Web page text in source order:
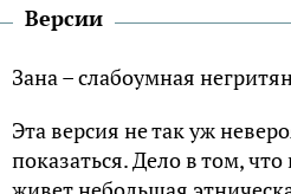
Версии
Зана – слабоумная
Эта версия не так уж
показаться. Дело в том,